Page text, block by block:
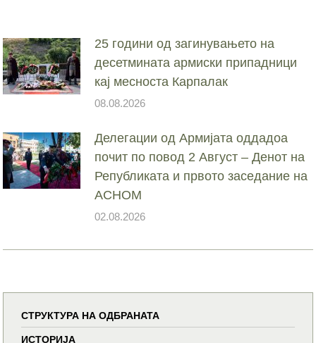
25 години од загинувањето на
десетмината армиски припадници
кај месноста Карпалак
08.08.2026
Делегации од Армијата оддадоа
почит по повод 2 Август – Денот на
Републиката и првото заседание на
АСНОМ
02.08.2026
СТРУКТУРА НА ОДБРАНАТА
ИСТОРИЈА